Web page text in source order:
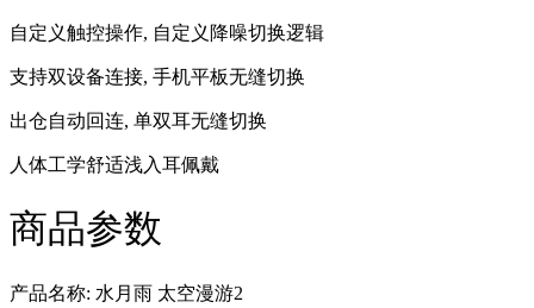
自定义触控操作, 自定义降噪切换逻辑
支持双设备连接, 手机平板无缝切换
出仓自动回连, 单双耳无缝切换
人体工学舒适浅入耳佩戴
商品参数
产品名称: 水月雨 太空漫游2